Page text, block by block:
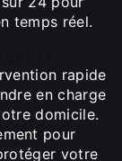
temps réel.
rapide
en charge
domicile.
pour
votre